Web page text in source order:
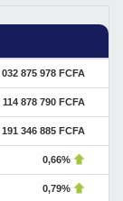
032 875 978 FCFA
114 878 790 FCFA
346 885 FCFA
0,66%
0,79%